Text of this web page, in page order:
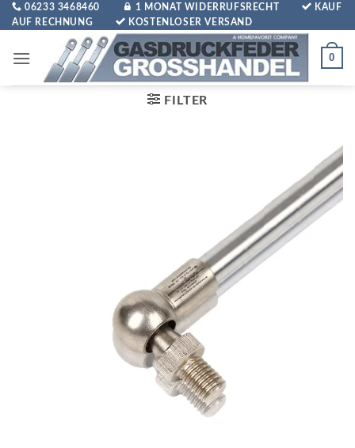
Zum
Inhalt
06233 3468460 1 MONAT WIDERRUFSRECHT
KAUF
AUF RECHNUNG
KOSTENLOSER VERSAND
0
FILTER